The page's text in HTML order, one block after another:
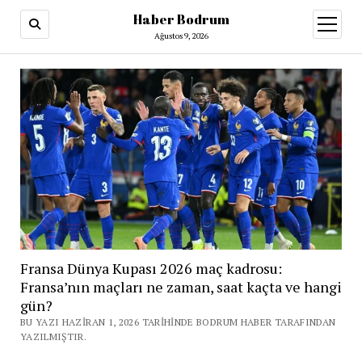
Haber Bodrum
Ağustos 9, 2026
aç
Fransa Dünya Kupası 2026 maç kadrosu:
Fransa’nın maçları ne zaman, saat kaçta ve hangi
gün?
BU YAZI HAZIRAN 1, 2026 TARIHINDE BODRUM HABER TARAFINDAN
YAZILMIŞTIR.